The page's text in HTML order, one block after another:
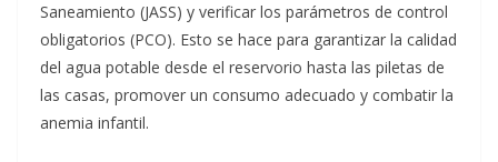
Saneamiento (JASS) y verificar los parámetros de control
obligatorios (PCO). Esto se hace para garantizar la calidad
del agua potable desde el reservorio hasta las piletas de
las casas, promover un consumo adecuado y combatir la
anemia infantil.